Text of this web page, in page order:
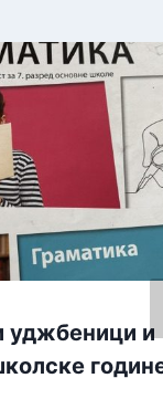
уджбеници и